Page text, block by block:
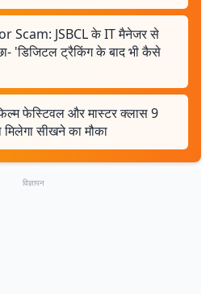
Scam: JSBCL के IT मैनेजर से
'डिजिटल ट्रैकिंग के बाद भी कैसे
फेस्टिवल और मास्टर क्लास 9
सीखने का मौका
विज्ञापन